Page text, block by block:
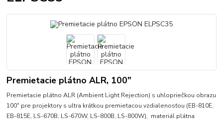
Premietacie plátno ALR, 100"
Premietacie plátno ALR (Ambient Light Rejection) s uhlopriečkou obrazu
100" pre projektory s ultra krátkou premietacou vzdialenosťou (EB-810E,
EB-815E, LS-670B, LS-670W, LS-800B, LS-800W), materiál plátna